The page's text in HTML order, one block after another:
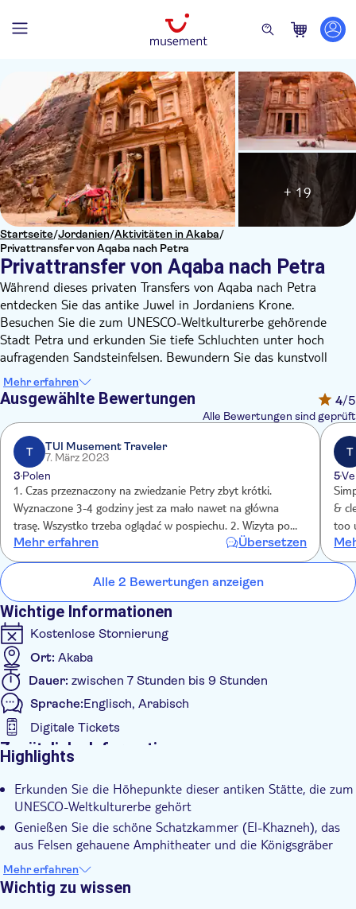
Startseite/Jordanien/Aktivitäten in Akaba/
Privattransfer von Aqaba nach Petra
Privattransfer von Aqaba nach Petra
+ 19
Während dieses privaten Transfers von Aqaba nach Petra
entdecken Sie das antike Juwel in Jordaniens Krone.
Besuchen Sie die zum UNESCO-Weltkulturerbe gehörende
Stadt Petra und erkunden Sie tiefe Schluchten unter hoch
aufragenden Sandsteinfelsen. Bewundern Sie das kunstvoll
geschnitzte Gesicht der Schatzkammer (Al-Khazneh), während
Ihr Reiseleiter Einzelheiten zu seiner Konstruktion mitteilt.
Erfahren Sie mehr über die Nabatäer aus dem 6. Jahrhundert,
die in den Tälern lebten, und bewundern Sie die wichtigsten
Sehenswürdigkeiten wie das antike Theater und die
Königsgräber.
Mehr erfahren
Ausgewählte Bewertungen 4/5
Alle Bewertungen sind geprüft
T
TUI Musement Traveler
7. März 2023
3 Polen
1. Czas przeznaczony na zwiedzanie Petry zbyt krótki.
Wyznaczone 3-4 godziny jest za mało nawet na główna
trasę. Wszystko trzeba oglądać w pospiechu. 2. Wizyta po
drodze w Sita Souvenir, gdzie zawiózł nas kierowca. W
sklepie oszukują, przepłaciliśmy wielokrotnie płacąc kartą
czego nie zauważyliśmy.
Mehr erfahren Übersetzen
T
5
&
too
Alle 2 Bewertungen anzeigen
Wichtige Informationen
Kostenlose Stornierung
Ort: Akaba
Dauer: zwischen 7 Stunden bis 9 Stunden
Sprache:Englisch, Arabisch
Digitale Tickets
Zusätzliche Informationen
Sofortbestätigung
Digitale Buchungsbestätigung
Private Gruppe
Abholservice vom Hotel
Inklusive Transfer
Highlights
Erkunden Sie die Höhepunkte dieser antiken Stätte, die zum
UNESCO-Weltkulturerbe gehört
Genießen Sie die schöne Schatzkammer (El-Khazneh), das
aus Felsen gehauene Amphitheater und die Königsgräber
Sehen Sie die Felsenkanäle und Tanks, die von den alten
Nabatäern geschnitzt wurden, um die Stadt mit Wasser zu
versorgen
Mehr erfahren
Wichtig zu wissen